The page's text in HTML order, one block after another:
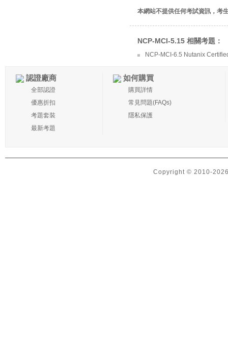
本網站不提供任何考試資訊，考
NCP-MCI-5.15 相關考題：
NCP-MCI-6.5 Nutanix
認證廠商
全部認證
優惠折扣
考題套裝
最新考題
如何購買
購買詳情
常見問題(FAQs)
隱私保護
Copyright © 2010-